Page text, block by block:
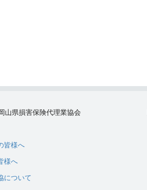
山県損害保険代理業協会
皆様へ
様へ
について